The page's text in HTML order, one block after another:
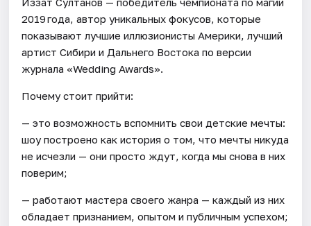
2019 года, автор уникальных фокусов, которые
показывают лучшие иллюзионисты Америки, лучший
артист Сибири и Дальнего Востока по версии
журнала «Wedding Awards».
Почему стоит прийти:
— это возможность вспомнить свои детские мечты:
шоу построено как история о том, что мечты никуда
не исчезли — они просто ждут, когда мы снова в них
поверим;
— работают мастера своего жанра — каждый из них
обладает признанием, опытом и публичным успехом;